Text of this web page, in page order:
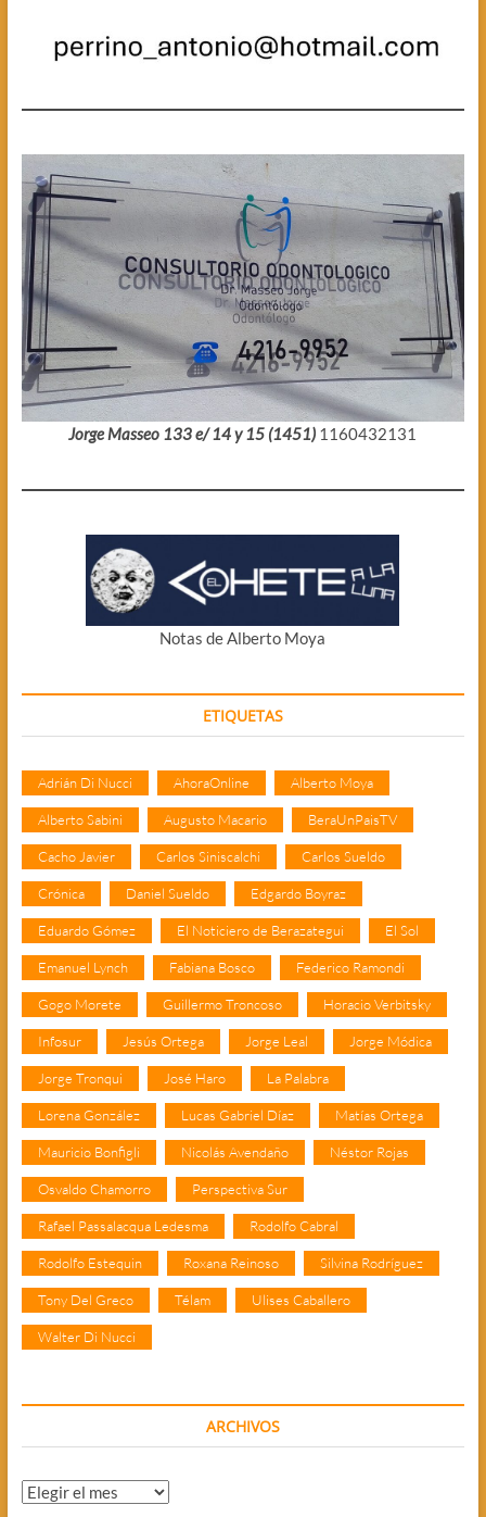
Jorge Masseo 133 e/ 14 y 15 (1451) 1160432131
Notas de Alberto Moya
ETIQUETAS
Adrián Di Nucci AhoraOnline Alberto Moya
Alberto Sabini Augusto Macario BeraUnPaisTV
Cacho Javier Carlos Siniscalchi Carlos Sueldo
Crónica Daniel Sueldo Edgardo Boyraz
Eduardo Gómez El Noticiero de Berazategui El Sol
Emanuel Lynch Fabiana Bosco Federico Ramondi
Gogo Morete Guillermo Troncoso Horacio Verbitsky
Infosur Jesús Ortega Jorge Leal Jorge Módica
Jorge Tronqui José Haro La Palabra
Lorena González Lucas Gabriel Díaz Matías Ortega
Mauricio Bonfigli Nicolás Avendaño Néstor Rojas
Osvaldo Chamorro Perspectiva Sur
Rafael Passalacqua Ledesma Rodolfo Cabral
Rodolfo Estequin Roxana Reinoso Silvina Rodríguez
Tony Del Greco Télam Ulises Caballero
Walter Di Nucci
ARCHIVOS
Archivos